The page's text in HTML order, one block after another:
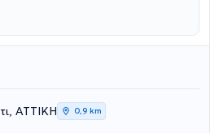
ΑΤΤΙΚΗ 0,9 km